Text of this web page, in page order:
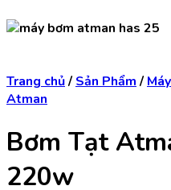
Trang chủ/ Sản Phẩm /
Atman
Bơm Tạt
220w